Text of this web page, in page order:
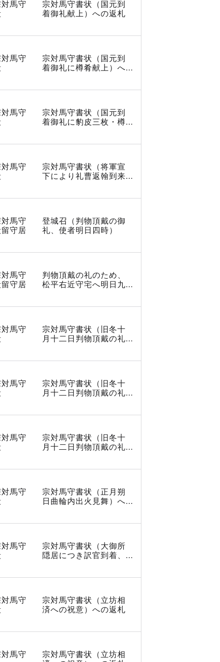
馬守
宗対馬守書状（国元到
着御礼献上）への返札
馬守
宗対馬守書状（国元到
着御礼に樽肴献上）へ...
馬守
宗対馬守書状（国元到
着御礼に豹皮三枚・樽...
馬守
宗対馬守書状（将軍宣
下により礼曹返翰到来...
馬守
守居
登城召（判物頂戴の御
礼、使者明日四時）
馬守
守居
判物頂戴の礼のため、
松平右近守宅へ明日九...
馬守
宗対馬守書状（旧冬十
月十二日判物頂戴の礼...
馬守
宗対馬守書状（旧冬十
月十二日判物頂戴の礼...
馬守
宗対馬守書状（旧冬十
月十二日判物頂戴の礼...
馬守
宗対馬守書状（正月朔
日曲輪内出火見舞）へ...
馬守
宗対馬守書状（大御所
隠居につき訳官到着、...
馬守
宗対馬守書状（立坊相
済への祝意）への返札
馬守
宗対馬守書状（立坊相